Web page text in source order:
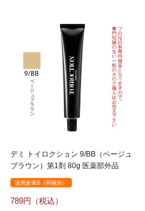
デミ トイロクション 9/BB（ベージュ
ブラウン）第1剤 80g 医薬部外品
提携倉庫B（同梱別）
789